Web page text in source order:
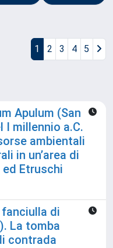
1 2 3 4 5
Apulum (San
I millennio a.C.
ambientali
in un’area di
Etruschi
di
La tomba
contrada